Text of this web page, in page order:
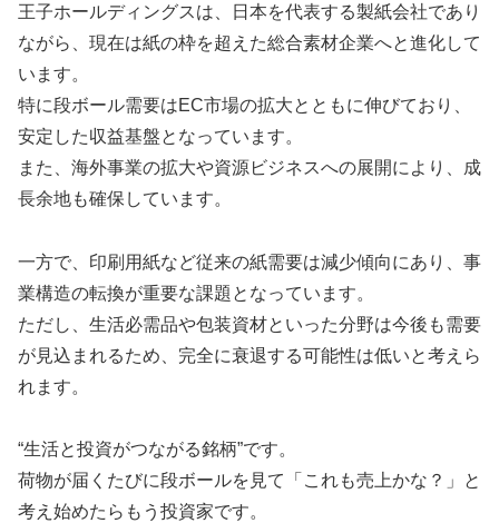
王子ホールディングスは、日本を代表する製紙会社であり
ながら、現在は紙の枠を超えた総合素材企業へと進化して
います。
特に段ボール需要はEC市場の拡大とともに伸びており、
安定した収益基盤となっています。
また、海外事業の拡大や資源ビジネスへの展開により、成
長余地も確保しています。
一方で、印刷用紙など従来の紙需要は減少傾向にあり、事
業構造の転換が重要な課題となっています。
ただし、生活必需品や包装資材といった分野は今後も需要
が見込まれるため、完全に衰退する可能性は低いと考えら
れます。
“生活と投資がつながる銘柄”です。
荷物が届くたびに段ボールを見て「これも売上かな？」と
考え始めたらもう投資家です。